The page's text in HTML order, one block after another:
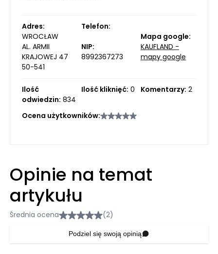
Adres:
WROCŁAW
AL. ARMII
KRAJOWEJ 47
50-541
Telefon:
NIP:
8992367273
Mapa google:
KAUFLAND -
mapy google
Ilość
odwiedzin: 834
Ilość kliknięć: 0 Komentarzy: 2
Ocena użytkowników:
Opinie na temat
artykułu
Średnia ocena (2)
Podziel się swoją opinią